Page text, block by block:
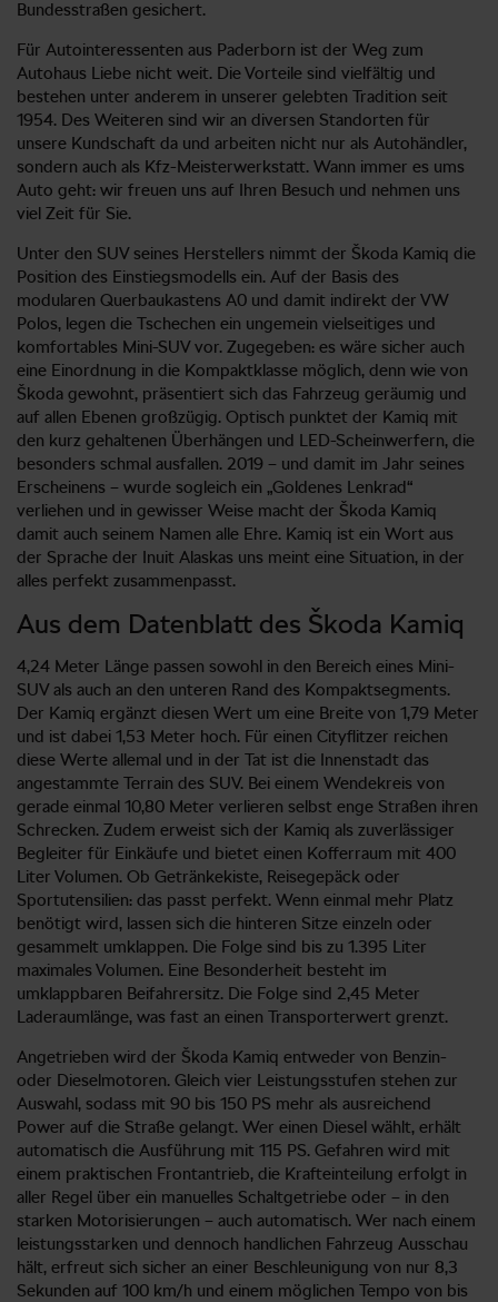
Bundesstraßen gesichert.
Für Autointeressenten aus Paderborn ist der Weg zum
Autohaus Liebe nicht weit. Die Vorteile sind vielfältig und
bestehen unter anderem in unserer gelebten Tradition seit
1954. Des Weiteren sind wir an diversen Standorten für
unsere Kundschaft da und arbeiten nicht nur als Autohändler,
sondern auch als Kfz-Meisterwerkstatt. Wann immer es ums
Auto geht: wir freuen uns auf Ihren Besuch und nehmen uns
viel Zeit für Sie.
Unter den SUV seines Herstellers nimmt der Škoda Kamiq die
Position des Einstiegsmodells ein. Auf der Basis des
modularen Querbaukastens A0 und damit indirekt der VW
Polos, legen die Tschechen ein ungemein vielseitiges und
komfortables Mini-SUV vor. Zugegeben: es wäre sicher auch
eine Einordnung in die Kompaktklasse möglich, denn wie von
Škoda gewohnt, präsentiert sich das Fahrzeug geräumig und
auf allen Ebenen großzügig. Optisch punktet der Kamiq mit
den kurz gehaltenen Überhängen und LED-Scheinwerfern, die
besonders schmal ausfallen. 2019 – und damit im Jahr seines
Erscheinens – wurde sogleich ein „Goldenes Lenkrad“
verliehen und in gewisser Weise macht der Škoda Kamiq
damit auch seinem Namen alle Ehre. Kamiq ist ein Wort aus
der Sprache der Inuit Alaskas uns meint eine Situation, in der
alles perfekt zusammenpasst.
Aus dem Datenblatt des Škoda Kamiq
4,24 Meter Länge passen sowohl in den Bereich eines Mini-
SUV als auch an den unteren Rand des Kompaktsegments.
Der Kamiq ergänzt diesen Wert um eine Breite von 1,79 Meter
und ist dabei 1,53 Meter hoch. Für einen Cityflitzer reichen
diese Werte allemal und in der Tat ist die Innenstadt das
angestammte Terrain des SUV. Bei einem Wendekreis von
gerade einmal 10,80 Meter verlieren selbst enge Straßen ihren
Schrecken. Zudem erweist sich der Kamiq als zuverlässiger
Begleiter für Einkäufe und bietet einen Kofferraum mit 400
Liter Volumen. Ob Getränkekiste, Reisegepäck oder
Sportutensilien: das passt perfekt. Wenn einmal mehr Platz
benötigt wird, lassen sich die hinteren Sitze einzeln oder
gesammelt umklappen. Die Folge sind bis zu 1.395 Liter
maximales Volumen. Eine Besonderheit besteht im
umklappbaren Beifahrersitz. Die Folge sind 2,45 Meter
Laderaumlänge, was fast an einen Transporterwert grenzt.
Angetrieben wird der Škoda Kamiq entweder von Benzin-
oder Dieselmotoren. Gleich vier Leistungsstufen stehen zur
Auswahl, sodass mit 90 bis 150 PS mehr als ausreichend
Power auf die Straße gelangt. Wer einen Diesel wählt, erhält
automatisch die Ausführung mit 115 PS. Gefahren wird mit
einem praktischen Frontantrieb, die Krafteinteilung erfolgt in
aller Regel über ein manuelles Schaltgetriebe oder – in den
starken Motorisierungen – auch automatisch. Wer nach einem
leistungsstarken und dennoch handlichen Fahrzeug Ausschau
hält, erfreut sich sicher an einer Beschleunigung von nur 8,3
Sekunden auf 100 km/h und einem möglichen Tempo von bis